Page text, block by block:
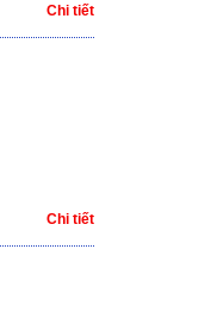
Chi tiết
Chi tiết